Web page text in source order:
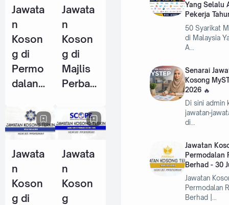
Tahun
2026
(KWSP)
- 25
Jun
2026
Jawata
n
Koson
g di
Permo
dalan
Berhad
- 30
2026
Jawata
n
Koson
g di
Majlis
Perban
Kemam
an
4 Jun
2026
Jawata
n
Koson
g di
Jawata
n
Koson
g
Yang Selalu
Pekerja
50 Syarikat
di Malaysia
A…
Senarai
Kosong
2026
Di sini admin
jawatan-
di…
Jawatan
Permodalan
Berhad - 30
Jawatan
Permodalan